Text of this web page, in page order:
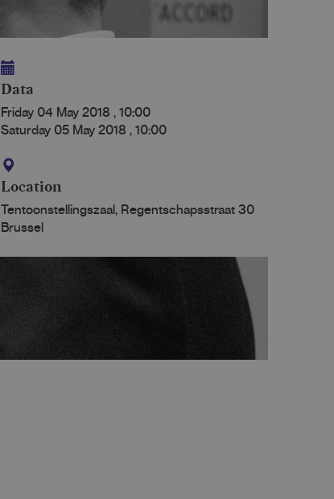
Data
Friday 04 May 2018 ,10:00
Saturday 05 May 2018 ,10:00
Location
Tentoonstellingszaal, Regentschapsstraat 30
Brussel